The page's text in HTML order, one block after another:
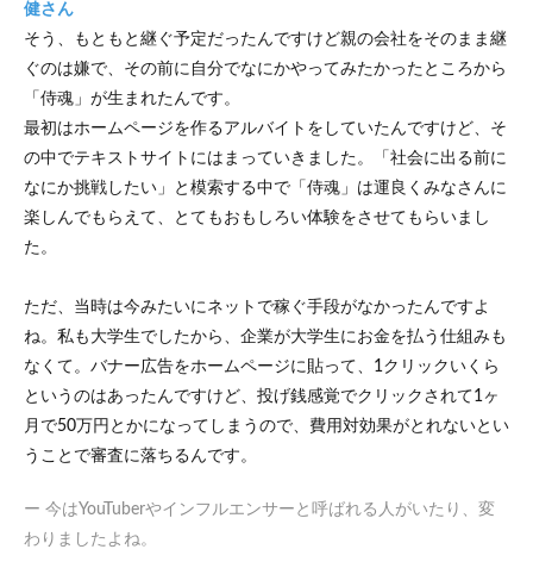
健さん
そう、もともと継ぐ予定だったんですけど親の会社をそのまま継
ぐのは嫌で、その前に自分でなにかやってみたかったところから
「侍魂」が生まれたんです。
最初はホームページを作るアルバイトをしていたんですけど、そ
の中でテキストサイトにはまっていきました。「社会に出る前に
なにか挑戦したい」と模索する中で「侍魂」は運良くみなさんに
楽しんでもらえて、とてもおもしろい体験をさせてもらいまし
た。
ただ、当時は今みたいにネットで稼ぐ手段がなかったんですよ
ね。私も大学生でしたから、企業が大学生にお金を払う仕組みも
なくて。バナー広告をホームページに貼って、1クリックいくら
というのはあったんですけど、投げ銭感覚でクリックされて1ヶ
月で50万円とかになってしまうので、費用対効果がとれないとい
うことで審査に落ちるんです。
ー 今はYouTuberやインフルエンサーと呼ばれる人がいたり、変
わりましたよね。